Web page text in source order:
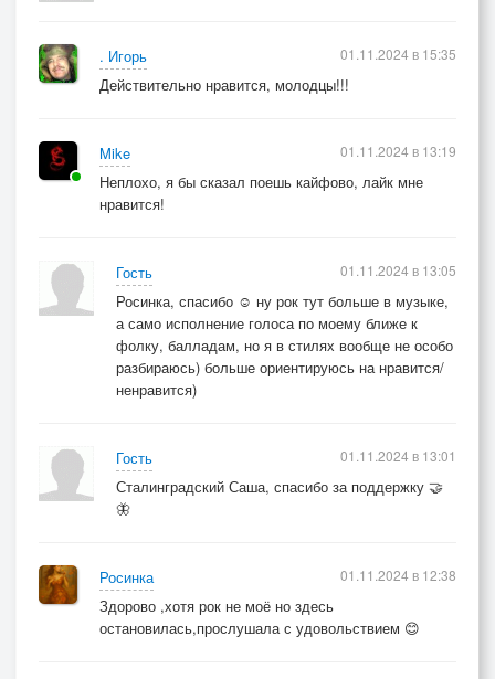
. Игорь
Действительно нравится, молодцы!!!
01.11.2024 в 15:35
Mike
Неплохо, я бы сказал поешь кайфово, лайк мне
нравится!
01.11.2024 в 13:19
Гость
Росинка, спасибо ☺️ ну рок тут больше в музыке,
а само исполнение голоса по моему ближе к
фолку, балладам, но я в стилях вообще не особо
разбираюсь) больше ориентируюсь на нравится/
ненравится)
01.11.2024 в 13:05
Гость
Сталинградский Саша, спасибо за поддержку 🤝
🦋
01.11.2024 в 13:01
Росинка
Здорово ,хотя рок не моё но здесь
остановилась,прослушала с удовольствием 😊
01.11.2024 в 12:38